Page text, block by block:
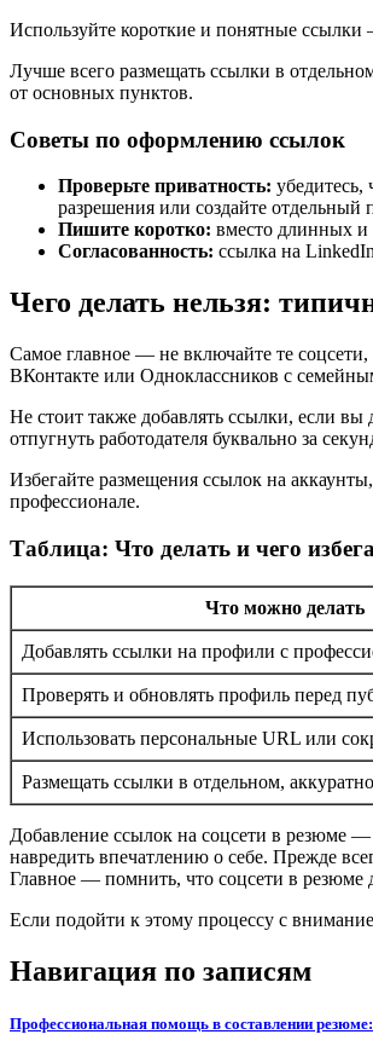
Используйте короткие и понятные
Лучше всего размещать ссылки в
от основных пунктов.
Советы по оформлению ссылок
Проверьте приватность:
разрешения или создайте отдельный
Пишите коротко: вместо длинных и
Согласованность: ссылка на
Чего делать нельзя:
Самое главное — не включайте те
ВКонтакте или Одноклассников с
Не стоит также добавлять ссылки, если
отпугнуть работодателя буквально за
Избегайте размещения ссылок на
профессионале.
Таблица: Что делать и чего
Что можно делать
Добавлять ссылки на профили с
Проверять и обновлять профиль перед
Использовать персональные URL или
Размещать ссылки в отдельном,
Добавление ссылок на соцсети в резюме
навредить впечатлению о себе. Прежде
Главное — помнить, что соцсети в резюме
Если подойти к этому процессу с
Навигация по записям
Профессиональная помощь в составлении